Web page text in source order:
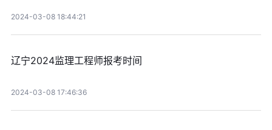
2024-03-08 18:44:21
辽宁2024监理工程师报考时间
2024-03-08 17:46:36